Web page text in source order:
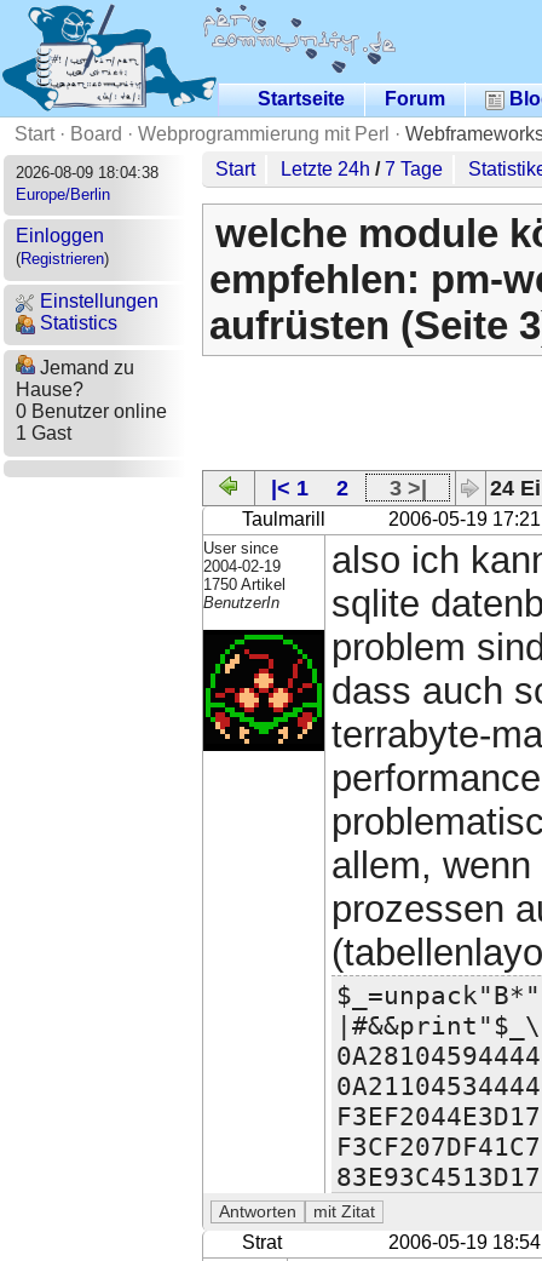
Startseite Forum
Start· Board · Webprogrammierung mit Perl ·
2026-08-09 18:04:38
Europe/Berlin
Einloggen
(Registrieren)
Einstellungen
Statistics
Jemand zu
Hause?
0 Benutzer online
1 Gast
Start Letzte 24h /7 Tage
welche module
empfehlen: pm-
aufrüsten (Seite
|< 1 2 3 >| 24
Taulmarill 2006-05-19 17:21
User since
2004-02-19
1750 Artikel
BenutzerIn
also ich
sqlite
problem
dass auch
terrabyte-
allem,
prozessen
Strat 2006-05-19 18:54